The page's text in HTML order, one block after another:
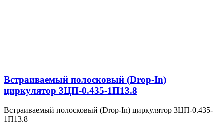
Встраиваемый полосковый (Drop-In)
циркулятор 3ЦП-0.435-1П13.8
Встраиваемый полосковый (Drop-In) циркулятор 3ЦП-0.435-
1П13.8